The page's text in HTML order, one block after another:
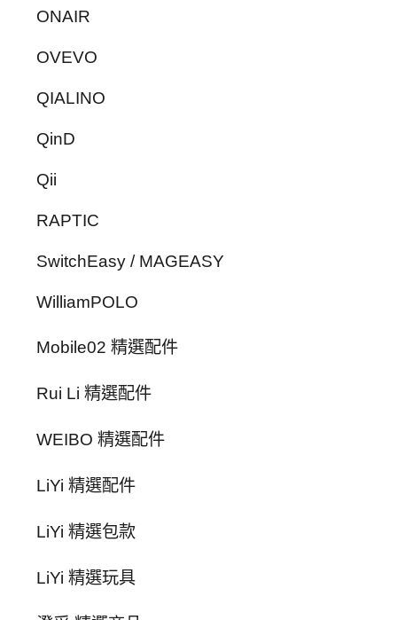
ONAIR
OVEVO
QIALINO
QinD
Qii
RAPTIC
SwitchEasy / MAGEASY
WilliamPOLO
Mobile02 精選配件
Rui Li 精選配件
WEIBO 精選配件
LiYi 精選配件
LiYi 精選包款
LiYi 精選玩具